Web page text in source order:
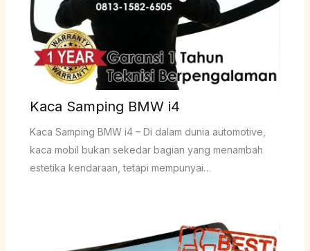
Kaca Samping BMW i4
Kaca Samping BMW i4 – Di dalam dunia automotive,
kaca mobil bukan sekedar bagian yang menambah
estetika kendaraan, tetapi mempunyai…